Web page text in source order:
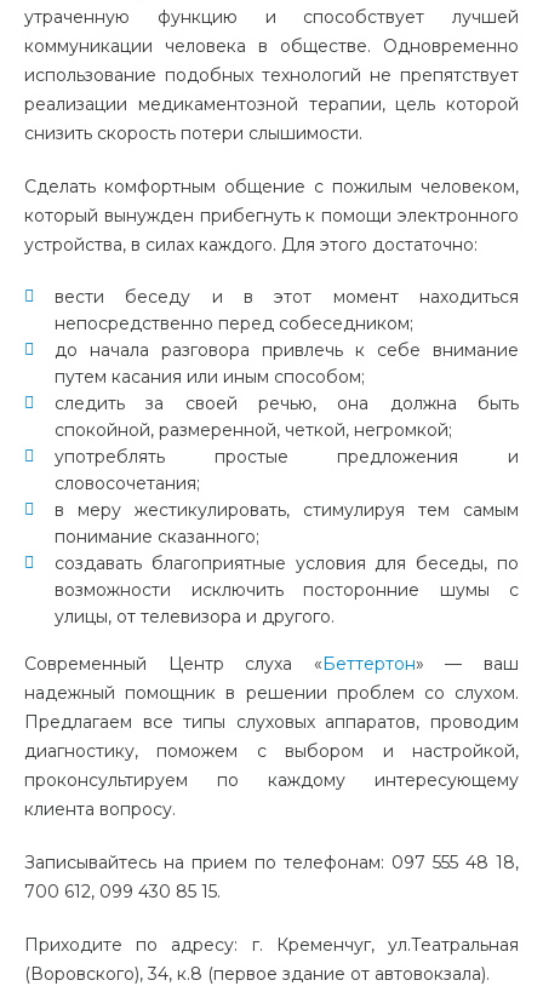
утраченную функцию и способствует лучшей
коммуникации человека в обществе. Одновременно
использование подобных технологий не препятствует
реализации медикаментозной терапии, цель которой
снизить скорость потери слышимости.
Сделать комфортным общение с пожилым человеком,
который вынужден прибегнуть к помощи электронного
устройства, в силах каждого. Для этого достаточно:
вести беседу и в этот момент находиться
непосредственно перед собеседником;
до начала разговора привлечь к себе внимание
путем касания или иным способом;
следить за своей речью, она должна быть
спокойной, размеренной, четкой, негромкой;
употреблять простые предложения и
словосочетания;
в меру жестикулировать, стимулируя тем самым
понимание сказанного;
создавать благоприятные условия для беседы, по
возможности исключить посторонние шумы с
улицы, от телевизора и другого.
Современный Центр слуха «Беттертон» — ваш
надежный помощник в решении проблем со слухом.
Предлагаем все типы слуховых аппаратов, проводим
диагностику, поможем с выбором и настройкой,
проконсультируем по каждому интересующему
клиента вопросу.
Записывайтесь на прием по телефонам: 097 555 48 18,
700 612, 099 430 85 15.
Приходите по адресу: г. Кременчуг, ул.Театральная
(Воровского), 34, к.8 (первое здание от автовокзала).